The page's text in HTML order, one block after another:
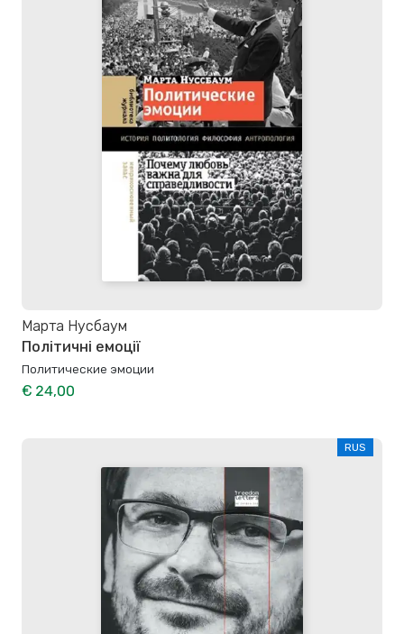
Марта Нусбаум
Політичні емоції
Политические эмоции
€ 24,00
RUS